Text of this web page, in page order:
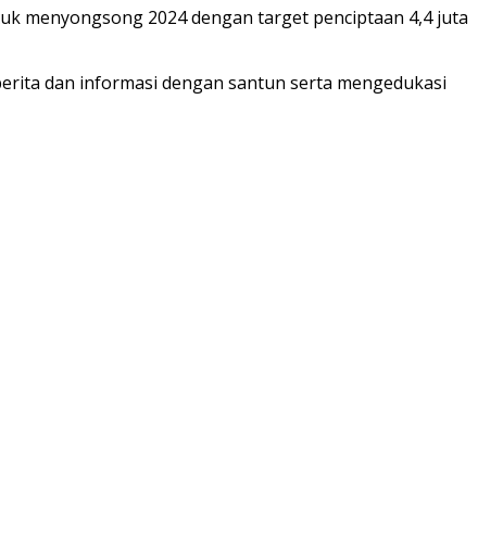
menyongsong 2024 dengan target penciptaan 4,4 juta
dan informasi dengan santun serta mengedukasi